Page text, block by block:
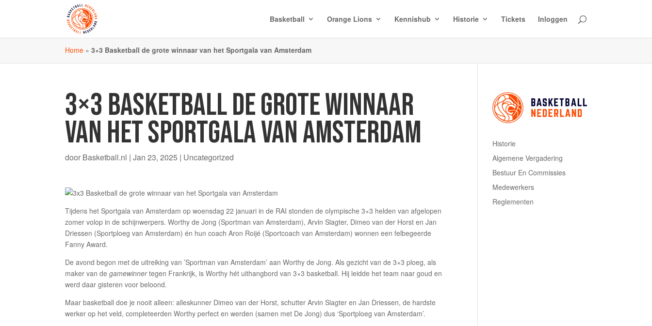
Basketball Orange Lions Kennishub Historie Tickets Inloggen
Home »3×3 Basketball de grote winnaar van het Sportgala van Amsterdam
3×3 BASKETBALL DE GROTE WINNAAR
VAN HET SPORTGALA VAN AMSTERDAM
door Basketball.nl |Jan 23, 2025 | Uncategorized
Tijdens het Sportgala van Amsterdam op woensdag 22 januari in de RAI stonden de olympische 3×3 helden van afgelopen
zomer volop in de schijnwerpers. Worthy de Jong (Sportman van Amsterdam), Arvin Slagter, Dimeo van der Horst en Jan
Driessen (Sportploeg van Amsterdam) én hun coach Aron Roijé (Sportcoach van Amsterdam) wonnen een felbegeerde
Fanny Award.
De avond begon met de uitreiking van ’Sportman van Amsterdam’ aan Worthy de Jong. Als gezicht van de 3×3 ploeg, als
maker van degamewinnertegen Frankrijk, is Worthy hét uithangbord van 3×3 basketball. Hij leidde het team naar goud en
werd daar gisteren voor beloond.
Maar basketball doe je nooit alleen: alleskunner Dimeo van der Horst, schutter Arvin Slagter en Jan Driessen, de hardste
werker op het veld, completeerden Worthy perfect en werden (samen met De Jong) dus ‘Sportploeg van Amsterdam’.
Historie
Algemene Vergadering
Bestuur En Commissies
Medewerkers
Reglementen